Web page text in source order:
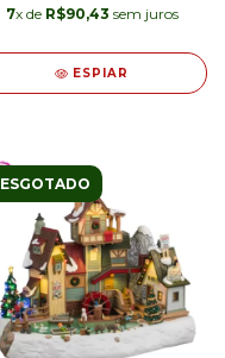
7x de R$90,43 sem juros
ESPIAR
ESGOTADO